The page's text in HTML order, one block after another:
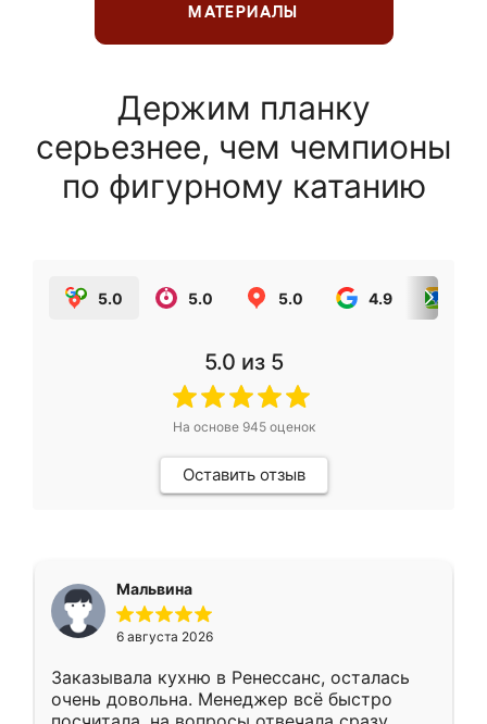
МАТЕРИАЛЫ
Держим планку
серьезнее, чем чемпионы
по фигурному катанию
5.0 5.0 5.0 4.9
5.0 из 5
На основе 945оценок
Оставить отзыв
Мальвина
6 августа 2026
Заказывала кухню в Ренессанс, осталась
очень довольна. Менеджер всё быстро